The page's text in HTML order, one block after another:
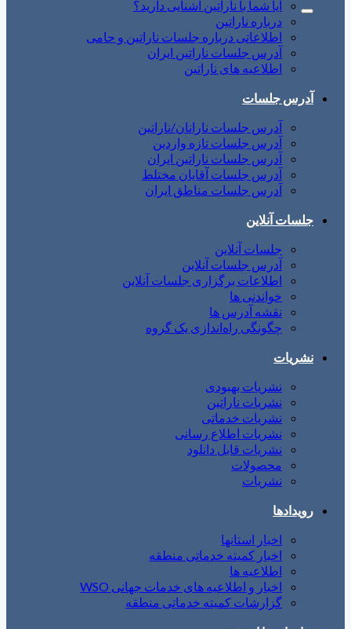
آیا شما با ناراتین آشنایی دارید؟
درباره ناراتین
اطلاعاتی درباره جلسات ناراتین و حامی
آدرس جلسات ناراتین ایران
اطلاعیه های ناراتین
آدرس جلسات
آدرس جلسات نارانان/ناراتین
آدرس جلسات تازه واردین
آدرس جلسات ناراتین ایران
آدرس جلسات آقایان مختلط
آدرس جلسات مناطق ایران
جلسات آنلاین
جلسات آنلاین
آدرس جلسات آنلاین
اطلاعات برگزاری جلسات آنلاین
خواندنی ها
نقشه آدرس ها
چگونگی راه‌اندازی یک گروه
نشریات
نشریات بهبودی
نشریات ناراتین
نشریات خدماتی
نشریات اطلاع رسانی
نشریات قابل دانلود
محصولات
نشریات
رویدادها
اخبار استانها
اخبار کمیته خدماتی منطقه
اطلاعیه ها
اخبار و اطلاعیه های خدمات جهانی WSO
گزارشات کمیته خدماتی منطقه